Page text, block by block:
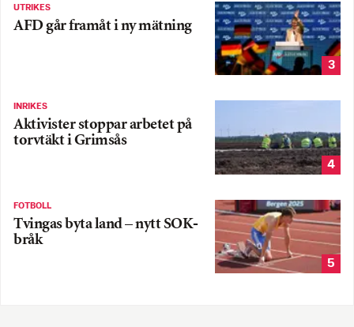
UTRIKES
AFD går framåt i ny mätning
3
INRIKES
Aktivister stoppar arbetet på
torvtäkt i Grimsås
4
FOTBOLL
Tvingas byta land – nytt SOK-
bråk
5